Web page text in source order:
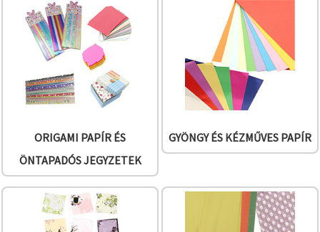
gombra
kattintva.
Fogadja
el
mindet
ORIGAMI PAPÍR ÉS
ÖNTAPADÓS JEGYZETEK
GYÖNGY ÉS KÉZMŰVES PAPÍR